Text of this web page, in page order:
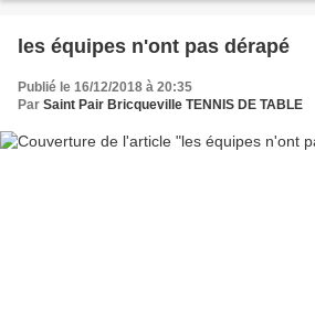
les équipes n'ont pas dérapé
Publié le 16/12/2018 à 20:35
Par Saint Pair Bricqueville TENNIS DE TABLE